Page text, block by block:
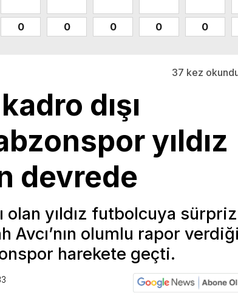
gelecek yeni özellikler belli oldu
0 0 0 0 0
37 kez
dışı
yıldız
devrede
olan yıldız futbolcuya sürpriz
Avcı’nın olumlu rapor verdiği
harekete geçti.